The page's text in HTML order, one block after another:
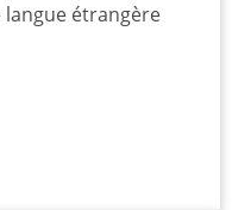
langue étrangère